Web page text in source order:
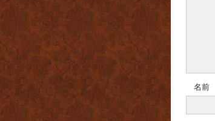
名前